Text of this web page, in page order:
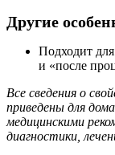
Другие
Подходит
и «после
Все сведения о
приведены для
медицинскими
диагностики,